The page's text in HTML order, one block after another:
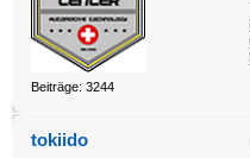
Beiträge: 3244
tokiido